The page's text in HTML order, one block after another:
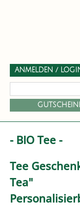
ANMELDEN /
- BIO Tee -
Tee
Tea"